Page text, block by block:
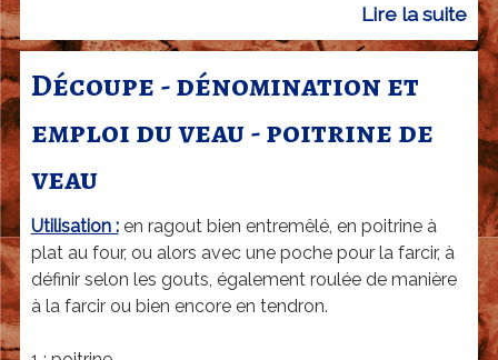
u
p
o
e
a
m
b
Lire la suite d
e
D
é
o
p
e
d
é
Découpe - dénomination et
emploi du veau - poitrine de
veau
Utilisation :en ragout bien entremêlé, en poitrine à
plat au four, ou alors avec une poche pour la farcir, à
définir selon les gouts, également roulée de manière
à la farcir ou bien encore en tendron.